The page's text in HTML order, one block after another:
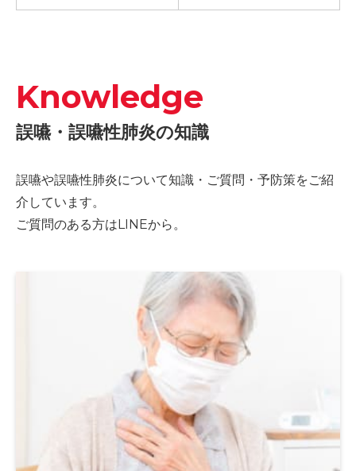
Knowledge
誤嚥・誤嚥性肺炎の知識
誤嚥や誤嚥性肺炎について知識・ご質問・予防策をご紹
介しています。
ご質問のある方はLINEから。